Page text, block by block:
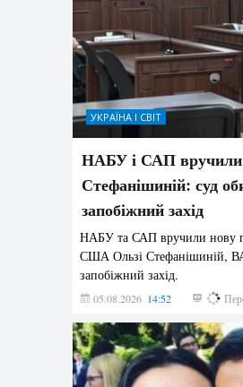
УКРАЇНА І СВІТ
НАБУ і САП вручили
Стефанішиній: суд
запобіжний захід
НАБУ та САП вручили нову
США Ользі Стефанішиній,
запобіжний захід.
05.08.2026 14:52 150